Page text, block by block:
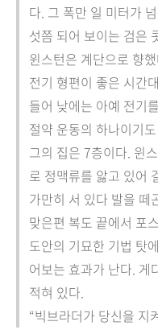
다. 그 폭만 일 미터가
섯쯤 되어 보이는 검은
윈스턴은 계단으로 향
전기 형편이 좋은 시간
들어 낮에는 아예 전기
절약 운동의 하나이기
그의 집은 7층이다. 윈
로 정맥류를 앓고 있어
가만히 서 있다 발을 떼
맞은편 복도 끝에서 포
도안의 기묘한 기법 탓
어보는 효과가 난다. 게
적혀 있다.
“빅브라더가 당신을 지